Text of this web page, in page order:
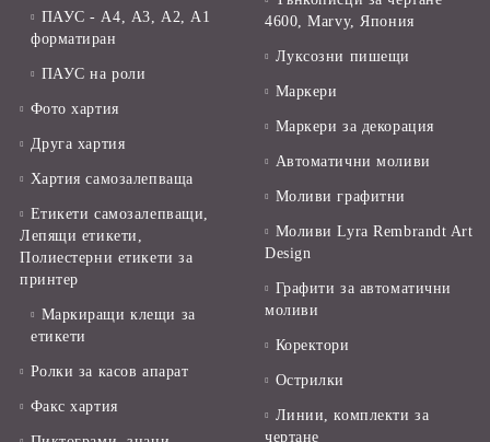
ПАУС - А4, А3, А2, А1
форматиран
ПАУС на роли
Фото хартия
Друга хартия
Хартия самозалепваща
Етикети самозалепващи,
Лепящи етикети,
Полиестерни етикети за
принтер
Маркиращи клещи за
етикети
Ролки за касов апарат
Факс хартия
4600, Marvy, Япония
Луксозни пишещи
Маркери
Маркери за декорация
Автоматични моливи
Моливи графитни
Моливи Lyra Rembrandt Art
Design
Графити за автоматични
моливи
Коректори
Острилки
Линии, комплекти за
чертане